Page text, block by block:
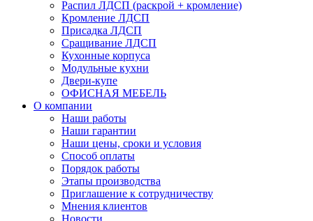
Распил ЛДСП (раскрой + кромление)
Кромление ЛДСП
Присадка ЛДСП
Сращивание ЛДСП
Кухонные корпуса
Модульные кухни
Двери-купе
ОФИСНАЯ МЕБЕЛЬ
О компании
Наши работы
Наши гарантии
Наши цены, сроки и условия
Способ оплаты
Порядок работы
Этапы производства
Приглашение к сотрудничеству
Мнения клиентов